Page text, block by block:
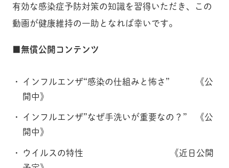
有効な感染症予防対策の知識を習得いただき、この
動画が健康維持の一助となれば幸いです。
■無償公開コンテンツ
インフルエンザ“感染の仕組みと怖さ” 《公
開中》
インフルエンザ”なぜ手洗いが重要なの？” 《公
開中》
ウイルスの特性 《近日公開